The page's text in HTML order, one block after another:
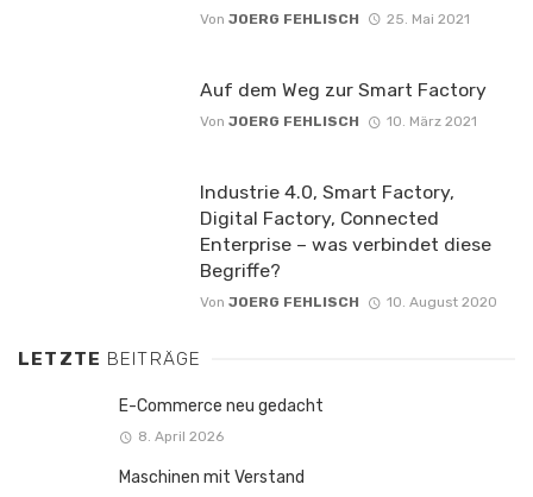
Von JOERG FEHLISCH 25. Mai 2021
Auf dem Weg zur Smart Factory
Von JOERG FEHLISCH 10. März 2021
Industrie 4.0, Smart Factory,
Digital Factory, Connected
Enterprise – was verbindet diese
Begriffe?
Von JOERG FEHLISCH 10. August 2020
LETZTE BEITRÄGE
E-Commerce neu gedacht
8. April 2026
Maschinen mit Verstand